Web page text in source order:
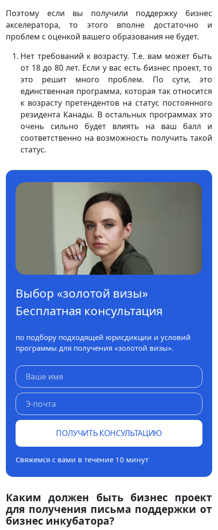
Поэтому если вы получили поддержку бизнес
акселератора, то этого вполне достаточно и
проблем с оценкой вашего образования не будет.
Нет требований к возрасту. Т.е. вам может быть
от 18 до 80 лет. Если у вас есть бизнес проект, то
это решит много проблем. По сути, это
единственная программа, которая так относится
к возрасту претендентов на статус постоянного
резидента Канады. В остальных программах это
очень сильно будет влиять на ваш балл и
соответственно на возможность получить такой
статус.
Выбор «золотой визы»
Бесплатная консультация
по подбору подходящей юрисдикции и условий
программы для получения «золотой визы».
ПОЛУЧИТЬ КОНСУЛЬТАЦИЮ
Свяжемся с вами в течение 10 минут
Каким должен быть бизнес проект
для получения письма поддержки от
бизнес инкубатора?